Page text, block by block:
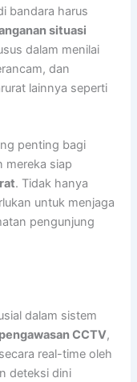
bandara harus
situasi
dalam menilai
dan
lainnya seperti
penting bagi
mereka siap
. Tidak hanya
untuk menjaga
pengunjung
dalam sistem
pengawasan CCTV,
real-time oleh
deteksi dini